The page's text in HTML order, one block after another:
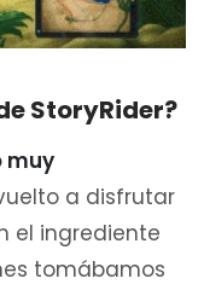
StoryRider?
muy
a disfrutar
el ingrediente
tomábamos